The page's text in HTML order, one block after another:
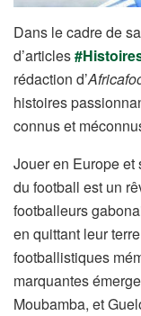
Dans le cadre de
d’articles
rédaction d’
histoires
connus et
Jouer en Europe et
du football est un
footballeurs
en quittant leur
footballistiques
marquantes
Moubamba, et